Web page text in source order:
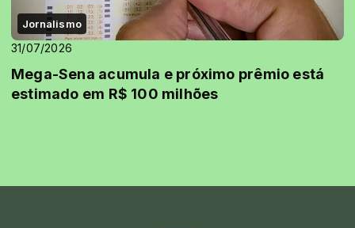
Jornalismo
31/07/2026
Mega-Sena acumula e próximo prêmio está
estimado em R$ 100 milhões